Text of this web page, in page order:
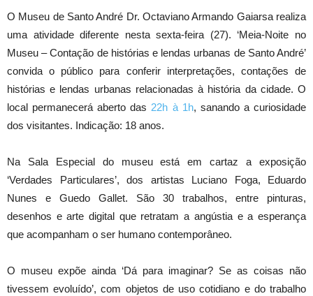
O Museu de Santo André Dr. Octaviano Armando Gaiarsa realiza
uma atividade diferente nesta sexta-feira (27). ‘Meia-Noite no
Museu – Contação de histórias e lendas urbanas de Santo André’
convida o público para conferir interpretações, contações de
histórias e lendas urbanas relacionadas à história da cidade. O
local permanecerá aberto das 22h à 1h, sanando a curiosidade
dos visitantes. Indicação: 18 anos.
Na Sala Especial do museu está em cartaz a exposição
‘Verdades Particulares’, dos artistas Luciano Foga, Eduardo
Nunes e Guedo Gallet. São 30 trabalhos, entre pinturas,
desenhos e arte digital que retratam a angústia e a esperança
que acompanham o ser humano contemporâneo.
O museu expõe ainda ‘Dá para imaginar? Se as coisas não
tivessem evoluído’, com objetos de uso cotidiano e do trabalho